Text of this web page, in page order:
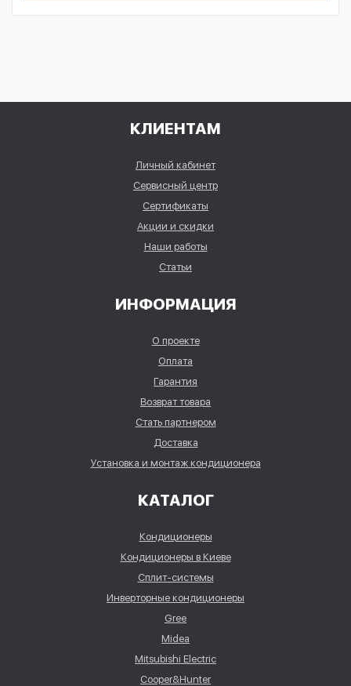
КЛИЕНТАМ
Личный кабинет
Сервисный центр
Сертификаты
Акции и скидки
Наши работы
Статьи
ИНФОРМАЦИЯ
О проекте
Оплата
Гарантия
Возврат товара
Стать партнером
Доставка
Установка и монтаж кондиционера
КАТАЛОГ
Кондиционеры
Кондиционеры в Киеве
Сплит-системы
Инверторные кондиционеры
Gree
Midea
Mitsubishi Electric
Cooper&Hunter